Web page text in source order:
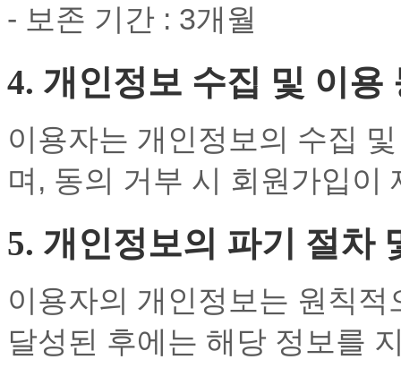
- 보존 기간 : 3개월
4. 개인정보 수집 및 이용
이용자는 개인정보의 수집
며, 동의 거부 시 회원가입이
5. 개인정보의 파기 절차
이용자의 개인정보는 원칙
달성된 후에는 해당 정보를